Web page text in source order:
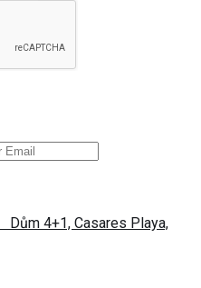
Dům 4+1, Casares Playa,